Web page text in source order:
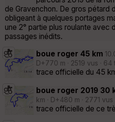
de Gravenchon. De gros pétard
obligeant à quelques portages
une 2° partie plus roulante avec
passages inédits.
boue roger 45 km
D+770 m · 2519 vus · 64
trace officielle du 45
boue roger 2019 30
km · D+480 m · 2771
trace officielle de ce